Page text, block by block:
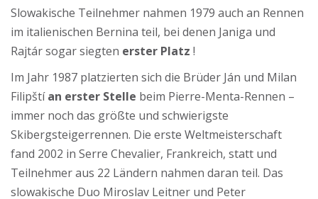
Slowakische Teilnehmer nahmen 1979 auch an Rennen
im italienischen Bernina teil, bei denen Janiga und
Rajtár sogar siegten erster Platz !
Im Jahr 1987 platzierten sich die Brüder Ján und Milan
Filipštían erster Stelle beim Pierre-Menta-Rennen –
immer noch das größte und schwierigste
Skibergsteigerrennen. Die erste Weltmeisterschaft
fand 2002 in Serre Chevalier, Frankreich, statt und
Teilnehmer aus 22 Ländern nahmen daran teil. Das
slowakische Duo Miroslav Leitner und Peter